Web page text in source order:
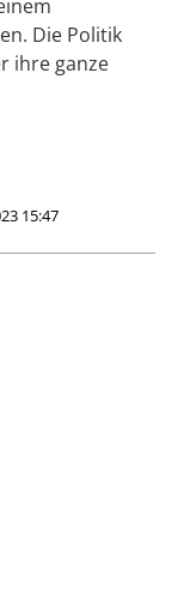
Die Politik
ihre ganze
15:47